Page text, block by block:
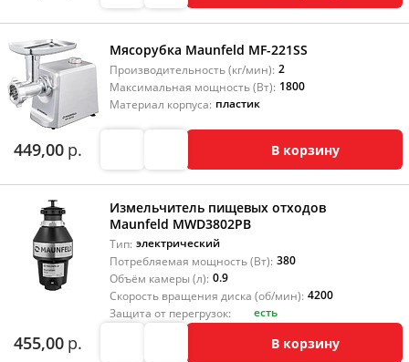
Мясорубка Maunfeld MF-221SS
Производительность (кг/мин): 2
Максимальная мощность (Вт): 1800
Материал корпуса: пластик
449,00 р. В корзину
Измельчитель пищевых отходов
Maunfeld MWD3802PB
Тип: электрический
Потребляемая мощность (Вт): 380
Объём камеры (л): 0.9
Скорость вращения диска (об/мин): 4200
Защита от перегрузок:
есть
455,00 р. В корзину